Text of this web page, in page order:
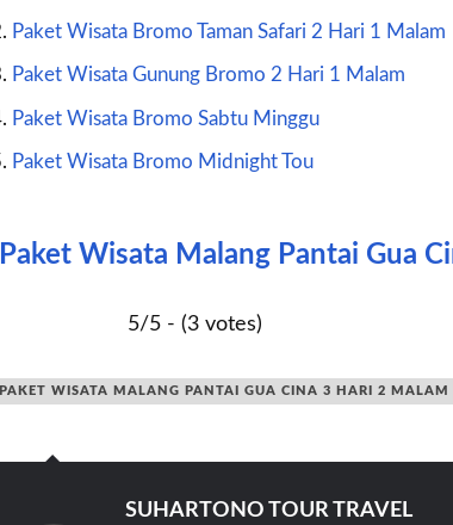
Paket Wisata Bromo Taman Safari 2 Hari 1 Malam
Paket Wisata Gunung Bromo 2 Hari 1 Malam
Paket Wisata Bromo Sabtu Minggu
Paket Wisata Bromo Midnight Tou
Paket Wisata Malang Pantai Gua
5/5 - (3 votes)
PAKET WISATA MALANG PANTAI GUA CINA 3 HARI 2 MALAM
SUHARTONO TOUR TRAVEL